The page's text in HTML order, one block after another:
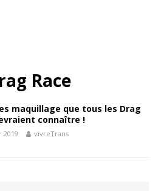
Race
maquillage que tous les Drag
connaître !
2019 vivreTrans